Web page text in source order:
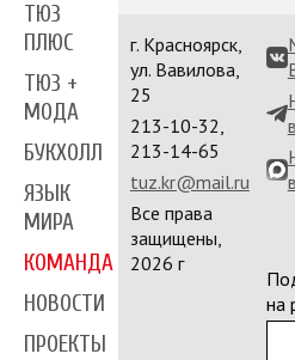
ТЮЗ
ПЛЮС
ТЮЗ +
МОДА
БУКХОЛЛ
ЯЗЫК
МИРА
КОМАНДА
НОВОСТИ
ПРОЕКТЫ
г. Красноярск,
ул. Вавилова,
25
213-10-32,
213-14-65
tuz.kr@mail.ru
Все права
защищены,
2026 г
на